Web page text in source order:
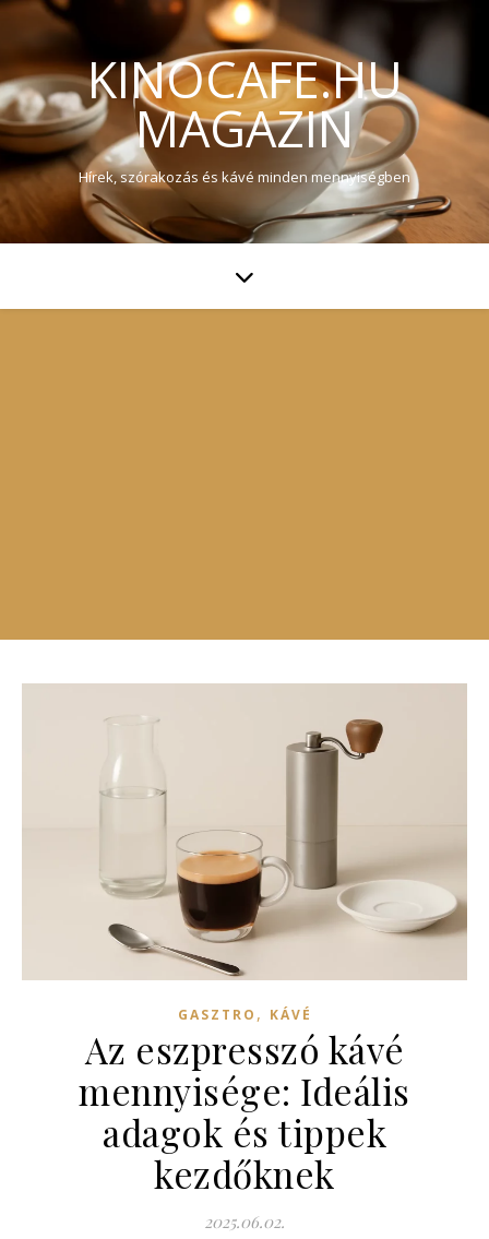
KINOCAFE.HU
MAGAZIN
Hírek, szórakozás és kávé minden mennyiségben
GASZTRO , KÁVÉ
Az eszpresszó kávé
mennyisége: Ideális
adagok és tippek
kezdőknek
2025.06.02.